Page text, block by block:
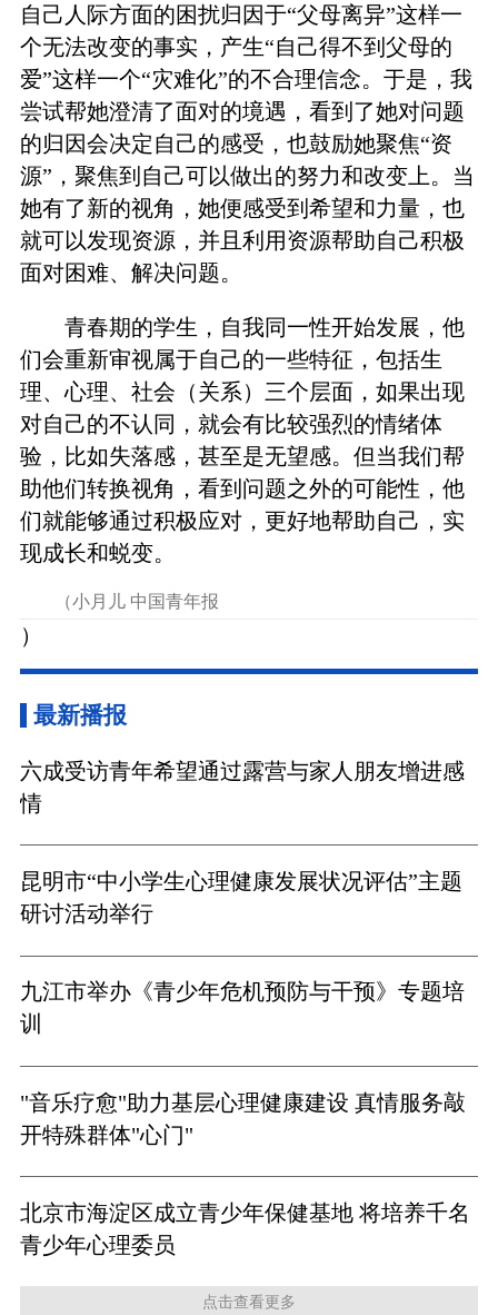
自己人际方面的困扰归因于“父母离异”这样一
个无法改变的事实，产生“自己得不到父母的
爱”这样一个“灾难化”的不合理信念。于是，我
尝试帮她澄清了面对的境遇，看到了她对问题
的归因会决定自己的感受，也鼓励她聚焦“资
源”，聚焦到自己可以做出的努力和改变上。当
她有了新的视角，她便感受到希望和力量，也
就可以发现资源，并且利用资源帮助自己积极
面对困难、解决问题。
青春期的学生，自我同一性开始发展，他
们会重新审视属于自己的一些特征，包括生
理、心理、社会（关系）三个层面，如果出现
对自己的不认同，就会有比较强烈的情绪体
验，比如失落感，甚至是无望感。但当我们帮
助他们转换视角，看到问题之外的可能性，他
们就能够通过积极应对，更好地帮助自己，实
现成长和蜕变。
（小月儿 中国青年报
）
最新播报
六成受访青年希望通过露营与家人朋友增进感
情
昆明市“中小学生心理健康发展状况评估”主题
研讨活动举行
九江市举办《青少年危机预防与干预》专题培
训
"音乐疗愈"助力基层心理健康建设 真情服务敲
开特殊群体"心门"
北京市海淀区成立青少年保健基地 将培养千名
青少年心理委员
点击查看更多